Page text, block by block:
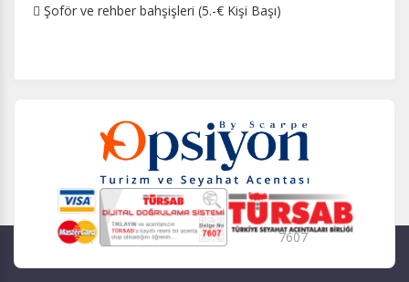
 Şoför ve rehber bahşişleri (5.-€ Kişi Başı)
7607